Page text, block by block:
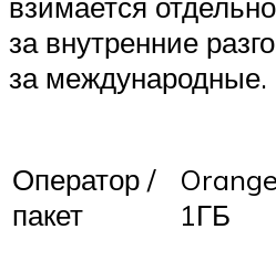
за внутренние
за международные.
Оператор /
пакет
1ГБ